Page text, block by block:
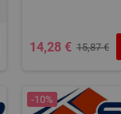
14,28 € 15,87 €
-10%